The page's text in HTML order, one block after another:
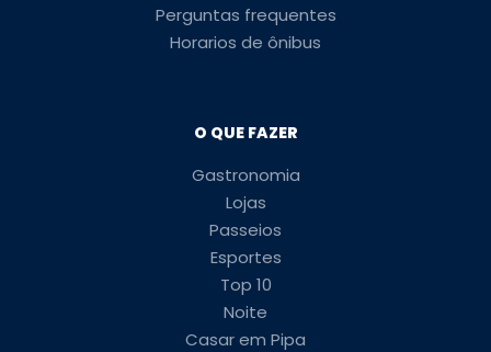
Perguntas frequentes
Horarios de ônibus
O QUE FAZER
Gastronomia
Lojas
Passeios
Esportes
Top 10
Noite
Casar em Pipa